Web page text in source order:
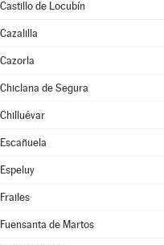
Castillo de Locubín
Cazalilla
Cazorla
Chiclana de Segura
Chilluévar
Escañuela
Espeluy
Frailes
Fuensanta de Martos